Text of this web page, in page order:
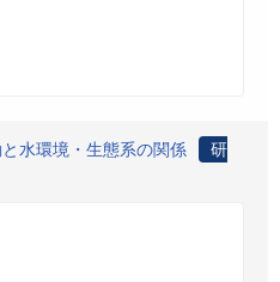
水環境・生態系の関係
研